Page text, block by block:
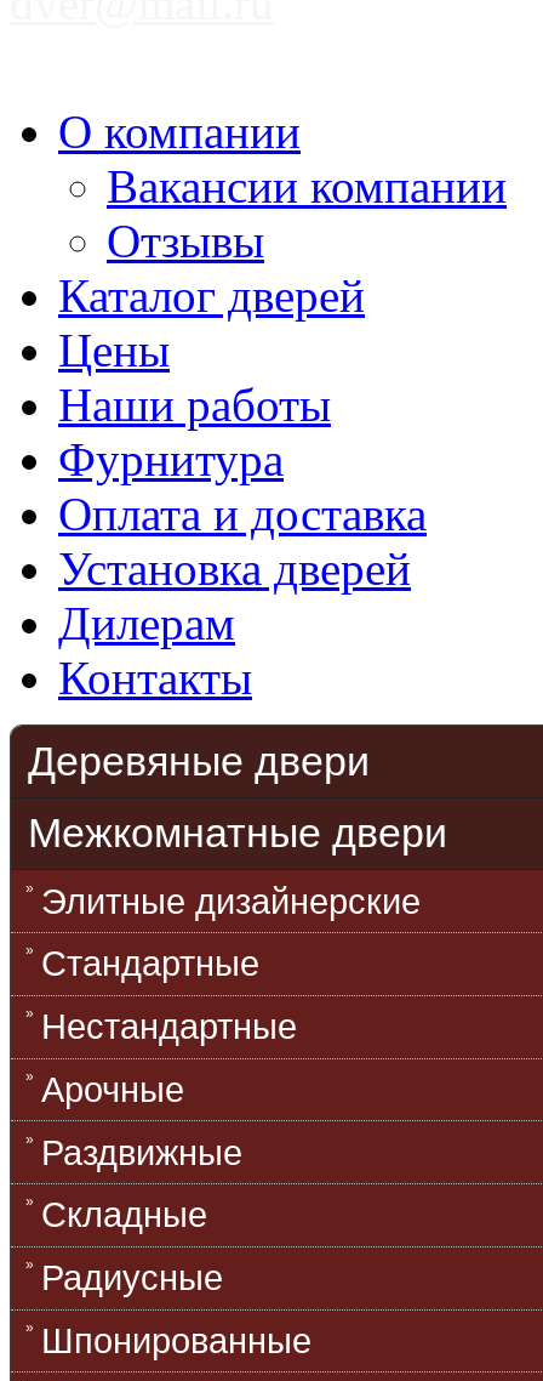
О компании
Вакансии компании
Отзывы
Каталог дверей
Цены
Наши работы
Фурнитура
Оплата и доставка
Установка дверей
Дилерам
Контакты
Деревяные двери
Межкомнатные двери
Элитные дизайнерские
Стандартные
Нестандартные
Арочные
Раздвижные
Складные
Радиусные
Шпонированные